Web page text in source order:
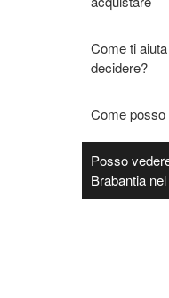
Come ti
decidere?
Come posso
Posso
Brabantia